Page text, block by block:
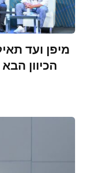
מיפן ועד
הכיוון